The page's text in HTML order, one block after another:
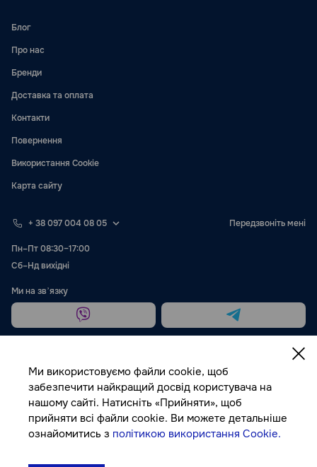
Блог
Про нас
Бренди
Доставка та оплата
Контакти
Повернення
Використання Cookie
Карта сайту
+ 38 097 004 08 05 Передзвоніть мені
Пн–Пт 08:30–17:00
Сб–Нд вихідні
Ми на звʼязку
© Autocolor, 2026
Публічна оферта
Ми використовуємо файли cookie, щоб
забезпечити найкращий досвід користувача на
нашому сайті. Натисніть «Прийняти», щоб
прийняти всі файли cookie. Ви можете детальніше
ознайомитись з політикою використання Cookie.